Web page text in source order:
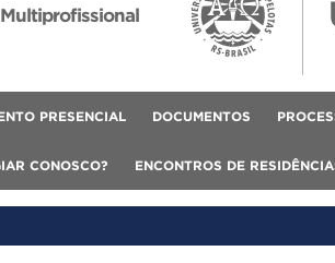
Multiprofissional
PRESENCIAL DOCUMENTOS
CONOSCO? ENCONTROS DE